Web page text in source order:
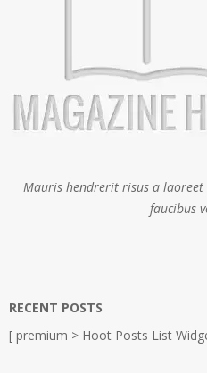
Mauris hendrerit risus a laoreet
faucibus
RECENT POSTS
[ premium > Hoot Posts List